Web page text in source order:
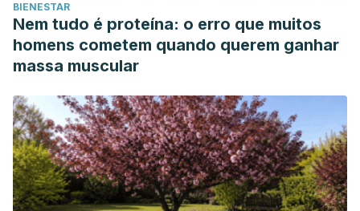
detectadas-70866
¿Qué es Phytophphora? Universidad Estatal de Oregón.
Estados Unidos. https://agsci.oregonstate.edu/osu-nursery-
es-phytophthora
BIENESTAR
Nem tudo é proteína: o erro que muitos
homens cometem quando querem ganhar
massa muscular